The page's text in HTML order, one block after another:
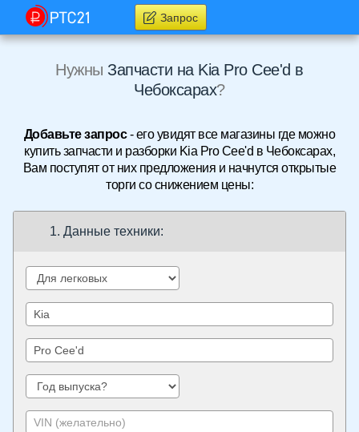
Запрос
Нужны Запчасти на Kia Pro Cee'd в
Чебоксарах?
Добавьте запрос- его увидят все магазины где можно
купить запчасти и разборки Kia Pro Cee'd в Чебоксарах,
Вам поступят от них предложения и начнутся открытые
торги со снижением цены:
1. Данные техники: